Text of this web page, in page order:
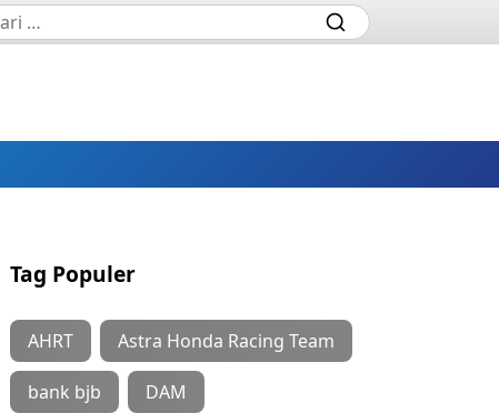
Tag Populer
AHRT Astra Honda Racing Team
bank bjb DAM